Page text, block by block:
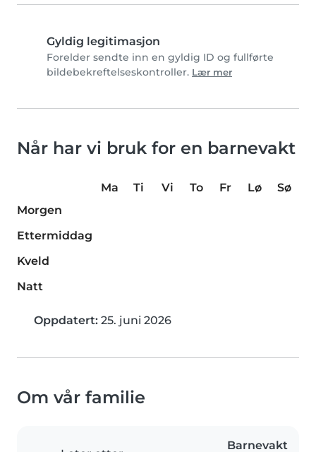
Gyldig legitimasjon
Forelder sendte inn en gyldig ID og fullførte
bildebekreftelseskontroller. Lær mer
Når har vi bruk for en barnevakt
Ma Ti Vi To Fr Lø
Sø
Morgen
Ettermiddag
Kveld
Natt
Oppdatert: 25. juni 2026
Om vår familie
Barnevakt